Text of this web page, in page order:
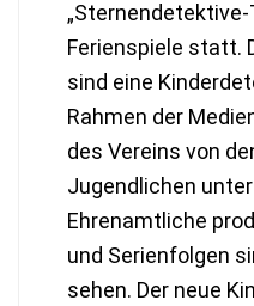
Ferienspiele statt.
sind eine
Rahmen der
des Vereins von
Jugendlichen
Ehrenamtliche
und Serienfolgen
sehen. Der neue